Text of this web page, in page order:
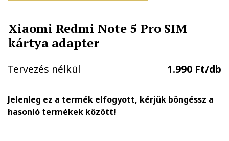
Xiaomi Redmi Note 5 Pro SIM
kártya adapter
Tervezés nélkül 1.990 Ft/db
Jelenleg ez a termék elfogyott, kérjük böngéssz a
hasonló termékek között!